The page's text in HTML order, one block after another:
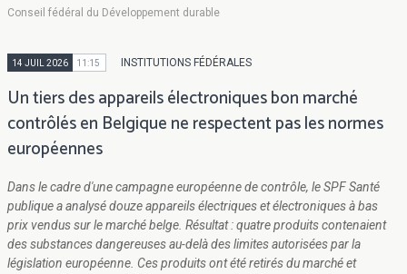
Conseil fédéral du Développement durable
14 JUIL 2026 11:15 INSTITUTIONS FÉDÉRALES
Un tiers des appareils électroniques bon marché
contrôlés en Belgique ne respectent pas les normes
européennes
Dans le cadre d'une campagne européenne de contrôle, le SPF Santé
publique a analysé douze appareils électriques et électroniques à bas
prix vendus sur le marché belge. Résultat : quatre produits contenaient
des substances dangereuses au-delà des limites autorisées par la
législation européenne. Ces produits ont été retirés du marché et